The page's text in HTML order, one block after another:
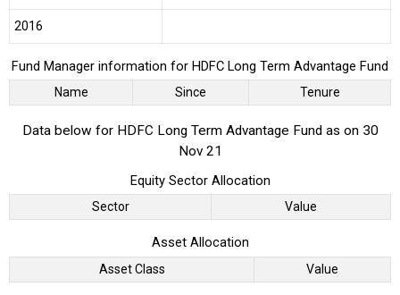
2016
Fund Manager information for HDFC Long Term Advantage Fund
Name Since Tenure
Data below for HDFC Long Term Advantage Fund as on 30
Nov 21
Equity Sector Allocation
Sector Value
Asset Allocation
Asset Class Value